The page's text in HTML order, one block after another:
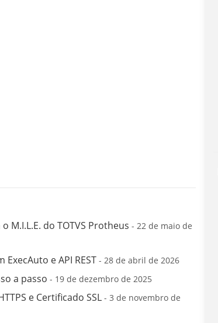
M.I.L.E. do TOTVS Protheus - 22 de maio de
e API REST - 28 de abril de 2026
a passo - 19 de dezembro de 2025
e Certificado SSL - 3 de novembro de